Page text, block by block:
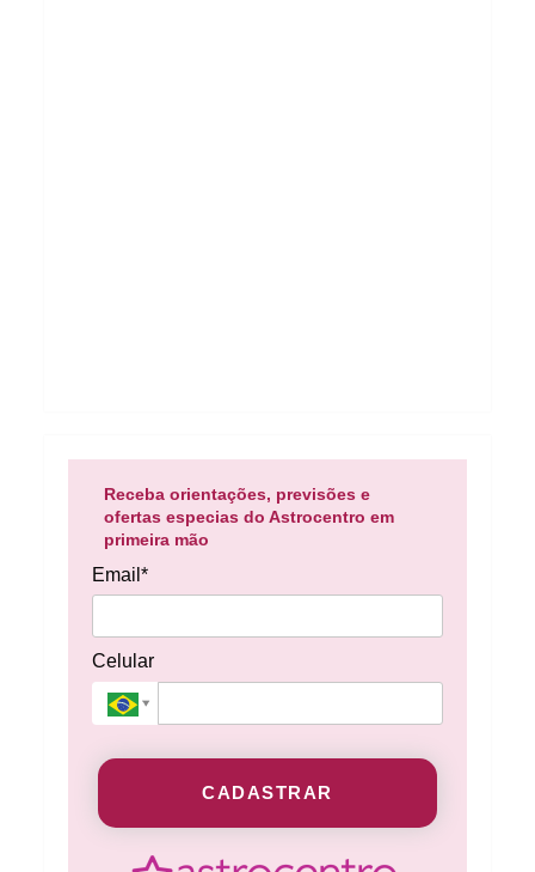
Receba orientações, previsões e
ofertas especias do Astrocentro em
primeira mão
Email*
Celular
CADASTRAR